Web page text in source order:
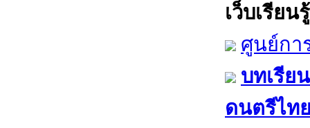
เว็บเรียนรู้
ศูนย์กา
บทเรีย
ดนตรีไท